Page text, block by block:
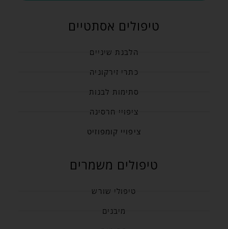
טיפולים אסתטיים
הלבנת שיניים
כתרי זירקוניה
סתימות לבנות
ציפויי חרסינה
ציפויי קומפוזיט
טיפולים משמרים
טיפולי שורש
מיבנים